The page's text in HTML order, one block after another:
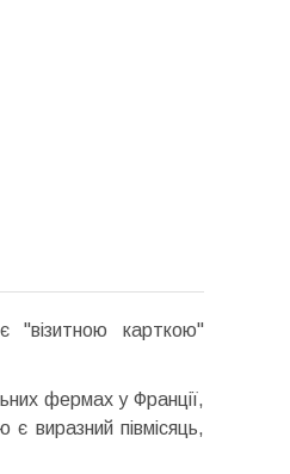
карткою"
фермах у Франції,
виразний півмісяць,